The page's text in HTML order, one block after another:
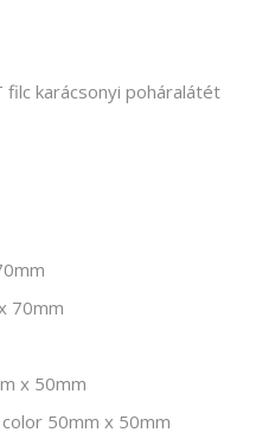
filc karácsonyi poháralátét
70mm
x 50mm
50mm x 50mm